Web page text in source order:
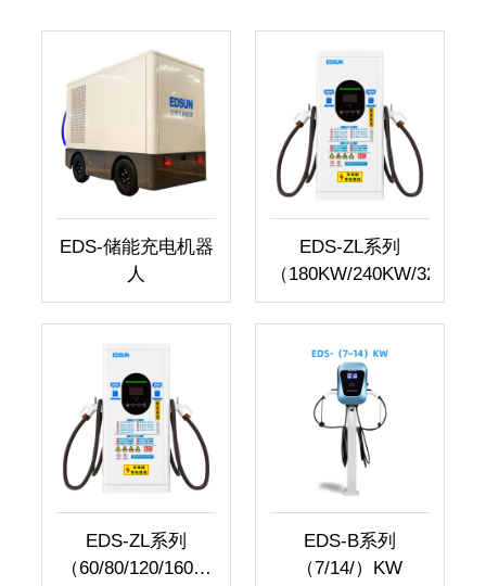
EDS-储能充电机器
人
EDS-ZL系列
（180KW/240KW/320KW..
EDS-ZL系列
（60/80/120/160）
EDS-B系列
（7/14/）KW